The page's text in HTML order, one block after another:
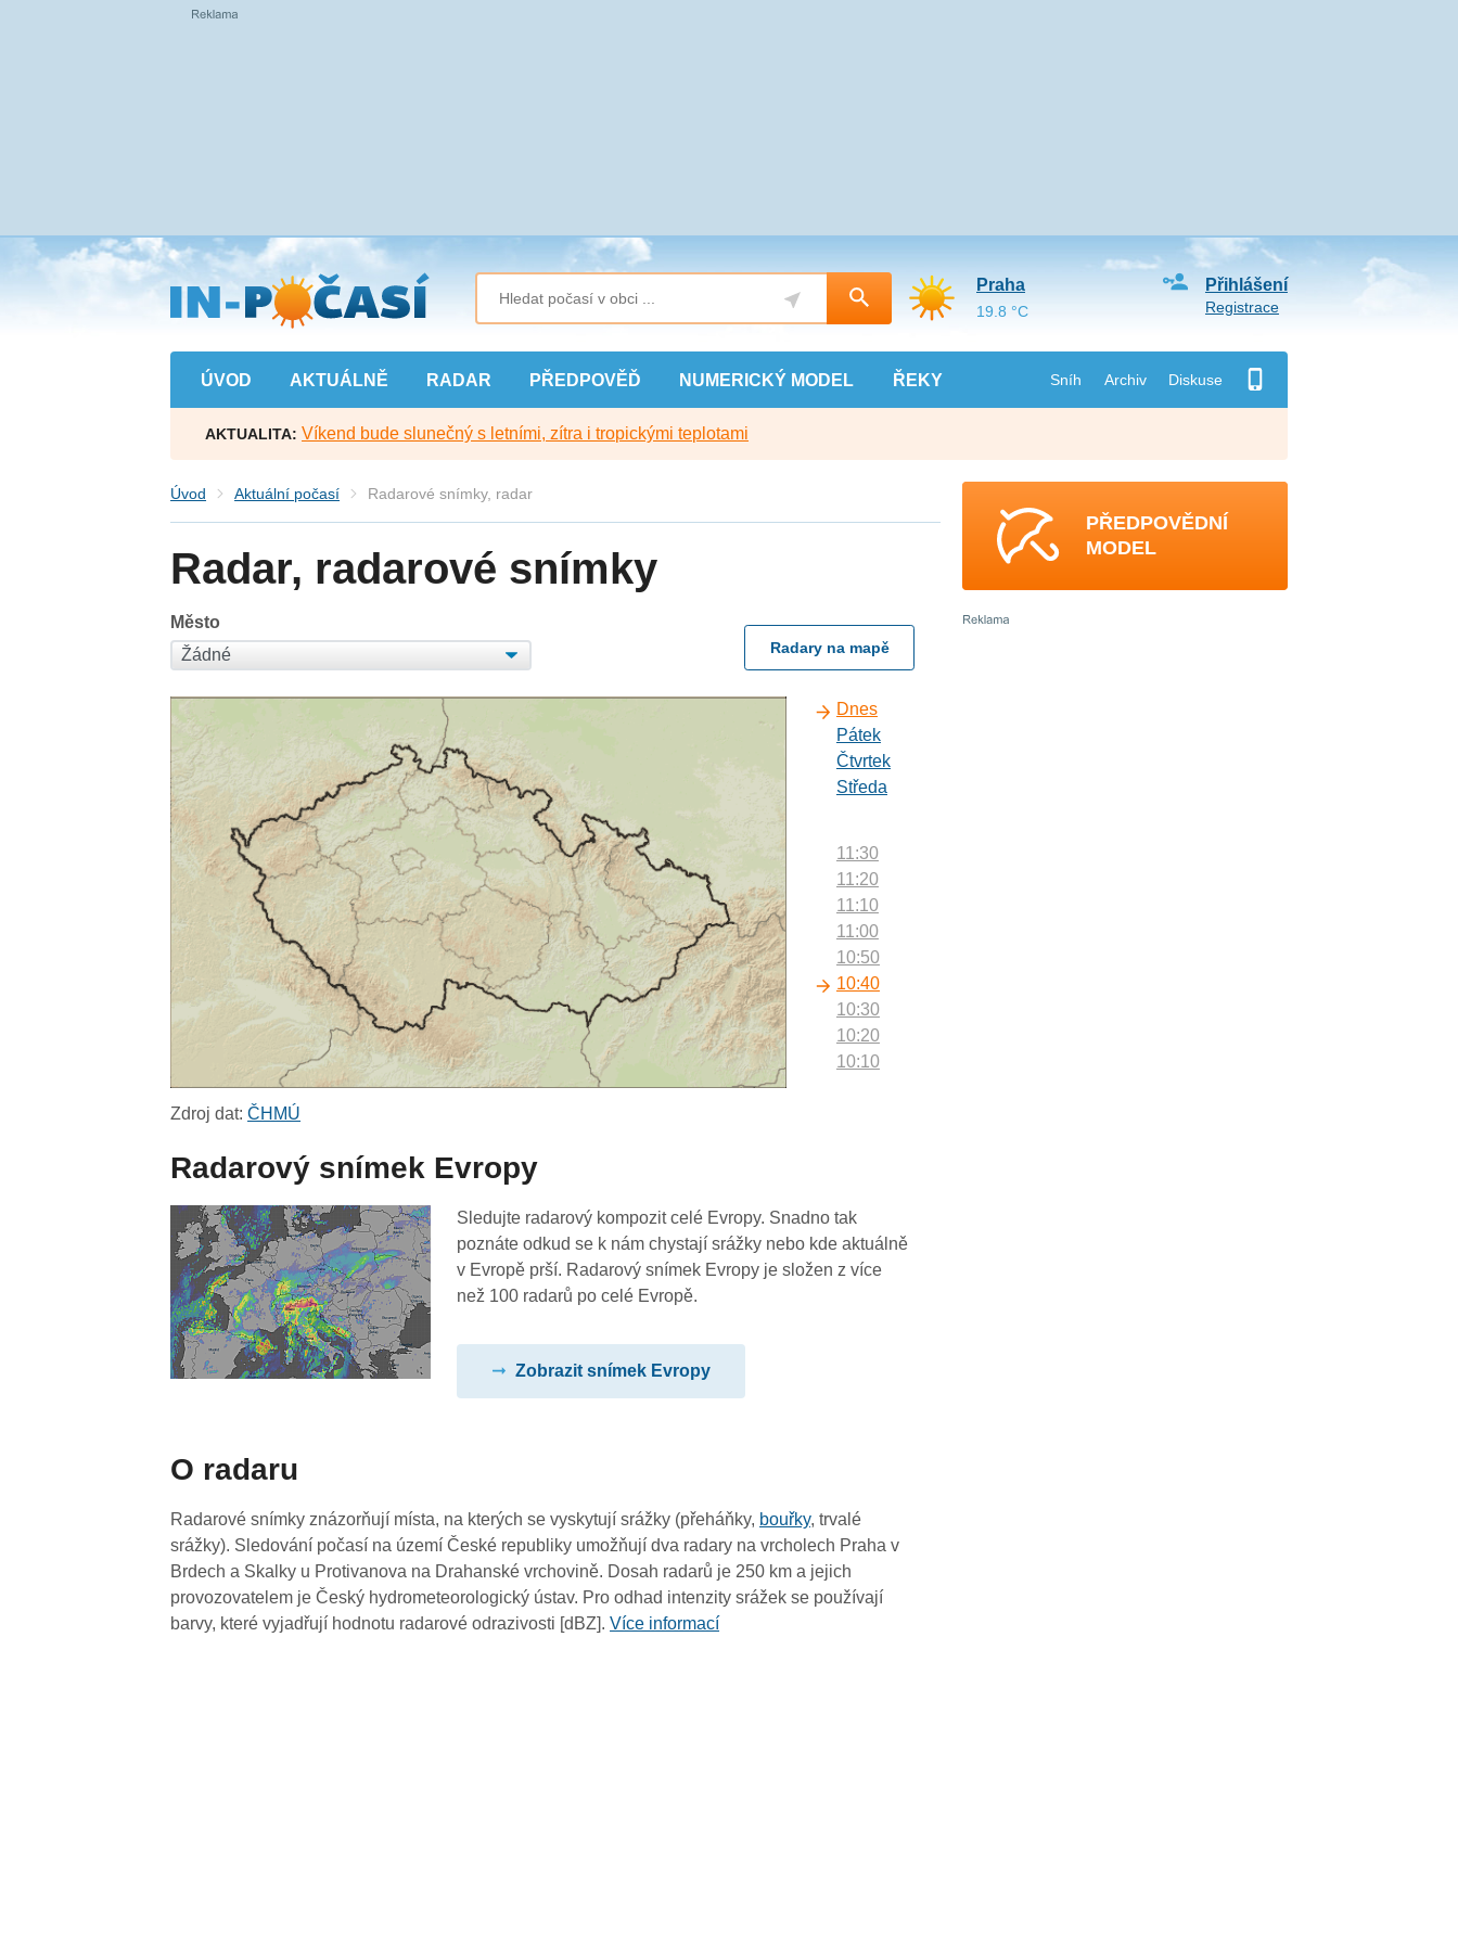
Přejít
na
hlavní
obsah
ÚVOD AKTUÁLNĚ RADAR PŘEDPOVĚĎ NUMERICKÝ MODEL ŘEKY Sníh Archiv Diskuse
Přihlášení
Registrace
Praha
19.8 °C
AKTUALITA: Víkend bude slunečný s letními, zítra i tropickými teplotami
Úvod Aktuální počasí Radarové snímky, radar
Radar, radarové snímky
Město
Radary na mapě
Dnes
Pátek
Čtvrtek
Středa
11:30
11:20
11:10
11:00
10:50
10:40
10:30
10:20
10:10
09:10
09:00
08:50
07:10
07:00
06:50
06:40
Zdroj dat:ČHMÚ
Radarový snímek Evropy
Sledujte radarový kompozit celé Evropy. Snadno tak
poznáte odkud se k nám chystají srážky nebo kde aktuálně
v Evropě prší. Radarový snímek Evropy je složen z více
než 100 radarů po celé Evropě.
Zobrazit snímek Evropy
O radaru
Radarové snímky znázorňují místa, na kterých se vyskytují srážky (přeháňky, bouřky, trvalé
srážky). Sledování počasí na území České republiky umožňují dva radary na vrcholech Praha v
Brdech a Skalky u Protivanova na Drahanské vrchovině. Dosah radarů je 250 km a jejich
provozovatelem je Český hydrometeorologický ústav. Pro odhad intenzity srážek se používají
barvy, které vyjadřují hodnotu radarové odrazivosti [dBZ].Více informací
PŘEDPOVĚDNÍ
MODEL